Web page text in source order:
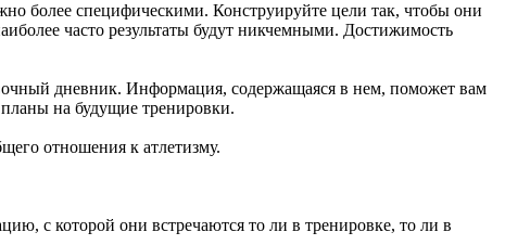
более специфическими. Конструируйте цели так, чтобы они
часто результаты будут никчемными. Достижимость
дневник. Информация, содержащаяся в нем, поможет вам
на будущие тренировки.
отношения к атлетизму.
с которой они встречаются то ли в тренировке, то ли в